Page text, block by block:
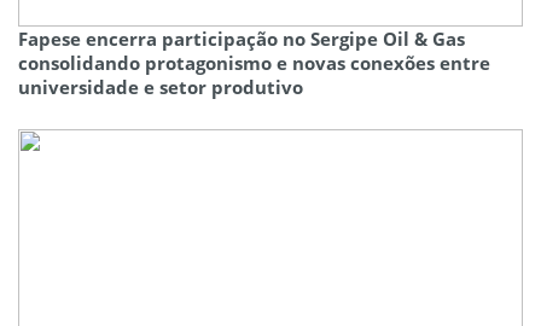
Fapese encerra participação no Sergipe Oil & Gas
consolidando protagonismo e novas conexões entre
universidade e setor produtivo